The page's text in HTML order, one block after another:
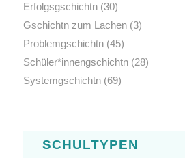
Erfolgsgschichtn(30)
Gschichtn zum Lachen(3)
Problemgschichtn(45)
Schüler*innengschichtn(28)
Systemgschichtn(69)
SCHULTYPEN